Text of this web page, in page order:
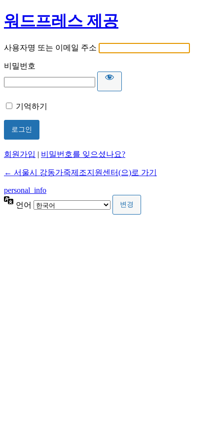
워드프레스 제공
사용자명 또는 이메일 주소
비밀번호
기억하기
회원가입 | 비밀번호를 잊으셨나요?
← 서울시 강동가죽제조지원센터(으)로 가기
personal_info
언어